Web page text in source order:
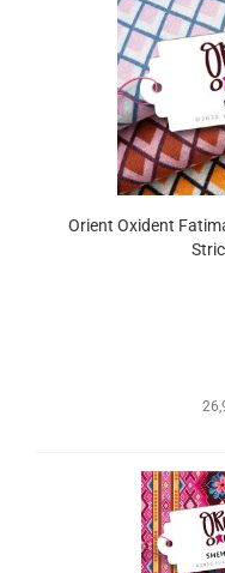
Orient Oxident